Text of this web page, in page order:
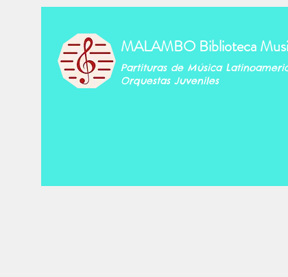
MALAMBO Biblioteca
Partituras de Música
Orquestas Juveniles